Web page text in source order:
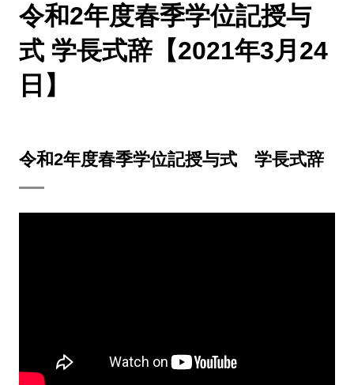
令和2年度春季学位記授与
式 学長式辞【2021年3月24
日】
令和2年度春季学位記授与式 学長式辞